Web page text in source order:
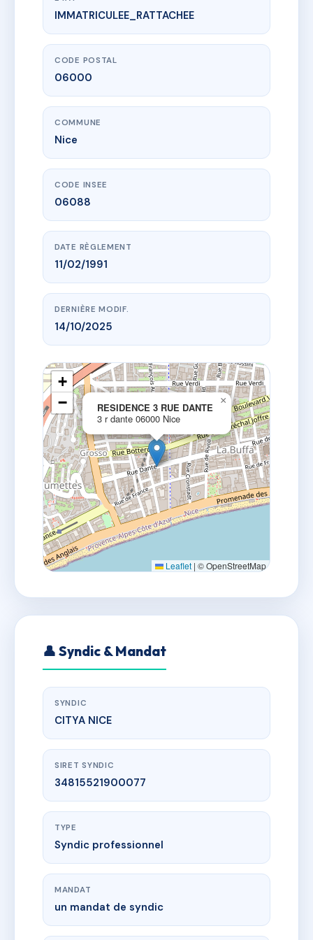
www.vme.plus/AB2109064
RESIDENCE 3 RUE DANTE
3 r dante
IMMATRICULEE_RATTACHEE
CODE POSTAL
06000
COMMUNE
Nice
CODE INSEE
06088
DATE RÈGLEMENT
11/02/1991
DERNIÈRE MODIF.
14/10/2025
RESIDENCE 3 RUE DANTE
3 r dante 06000 Nice
×
+
−
Leaflet | © OpenStreetMap
👤 Syndic & Mandat
SYNDIC
CITYA NICE
SIRET SYNDIC
34815521900077
TYPE
Syndic professionnel
MANDAT
un mandat de syndic